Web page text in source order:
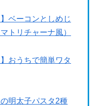
ベーコンとしめじ
トリチャーナ風）
おうちで簡単ワタ
明太子パスタ2種